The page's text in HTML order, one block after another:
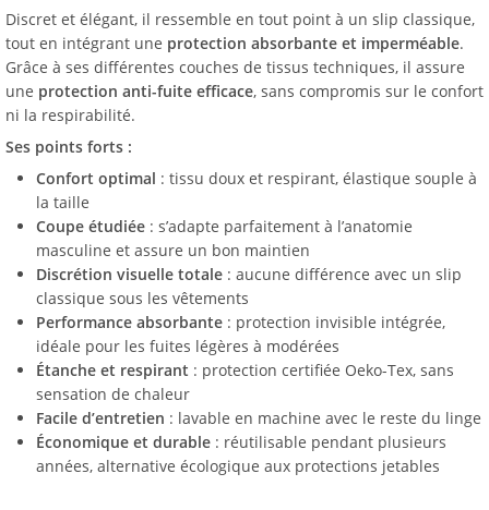
Discret et élégant, il ressemble en tout point à un slip classique,
tout en intégrant une protection absorbante et imperméable.
Grâce à ses différentes couches de tissus techniques, il assure
une protection anti-fuite efficace, sans compromis sur le confort
ni la respirabilité.
Ses points forts :
Confort optimal : tissu doux et respirant, élastique souple à
la taille
Coupe étudiée : s’adapte parfaitement à l’anatomie
masculine et assure un bon maintien
Discrétion visuelle totale : aucune différence avec un slip
classique sous les vêtements
Performance absorbante : protection invisible intégrée,
idéale pour les fuites légères à modérées
Étanche et respirant : protection certifiée Oeko-Tex, sans
sensation de chaleur
Facile d’entretien : lavable en machine avec le reste du linge
Économique et durable : réutilisable pendant plusieurs
années, alternative écologique aux protections jetables